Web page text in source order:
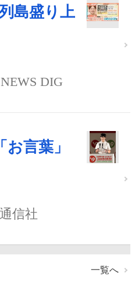
島盛り上
DIG
言葉」
信社
一覧へ